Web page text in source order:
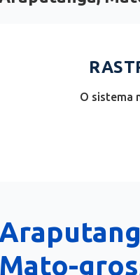
O sistema
Mato-